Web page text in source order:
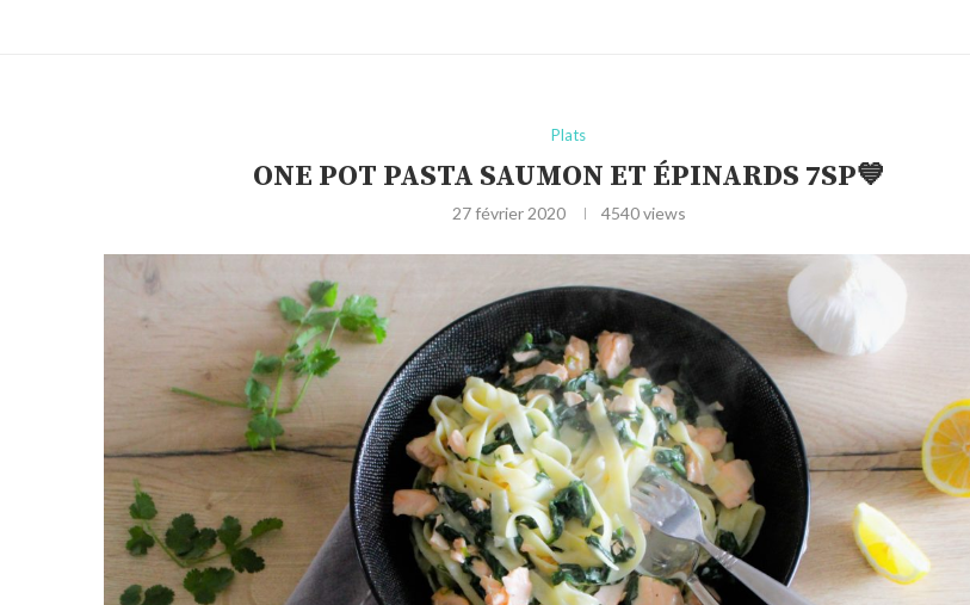
Plats
ONE POT PASTA SAUMON ET ÉPINARDS 7SP💙
27 février 2020 4540views